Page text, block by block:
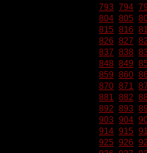
793 794
804 805
815 816
826 827
837 838
848 849
859 860
870 871
881 882
892 893
903 904
914 915
925 926